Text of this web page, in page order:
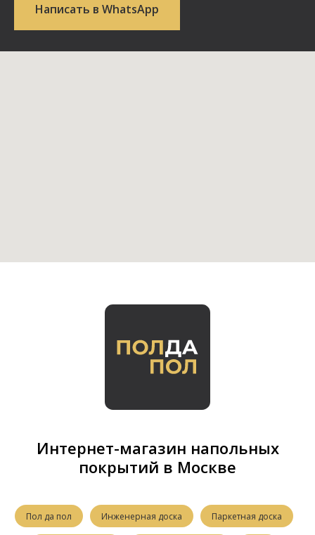
Написать в WhatsApp
Интернет-магазин напольных
покрытий в Москве
Пол да пол Инженерная доска Паркетная доска